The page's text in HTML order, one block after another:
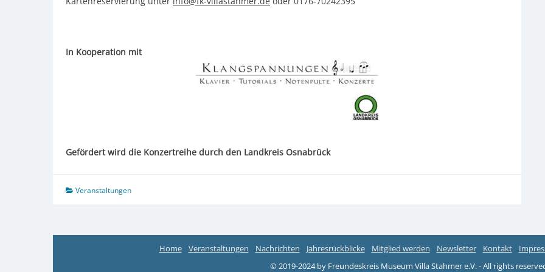
In Kooperation mit
Gefördert wird die Konzertreihe durch den Landkreis Osnabrück
Veranstaltungen
Home Veranstaltungen Nachrichten Jahresrückblicke Mitglied werden Newsletter Kontakt
© 2019-2024 by Freundeskreis Museum Villa Stahmer e.V. - All rights